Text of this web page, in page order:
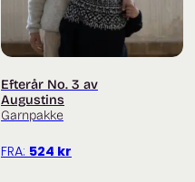
Efterår No. 3 av
Augustins
Garnpakke
FRA: 524 kr